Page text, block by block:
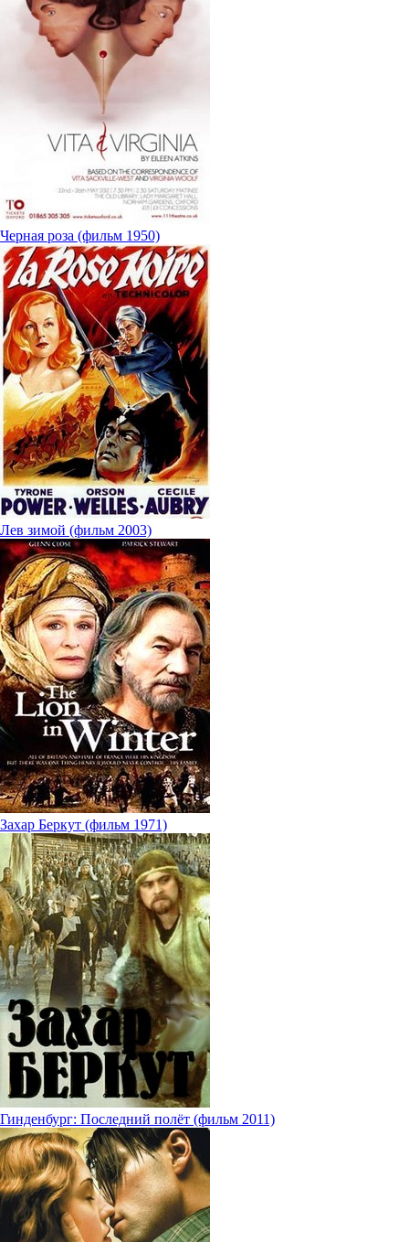
Черная роза (фильм 1950)
Лев зимой (фильм 2003)
Захар Беркут (фильм 1971)
Гинденбург: Последний полёт (фильм 2011)